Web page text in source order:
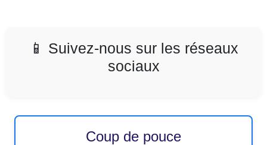
📱 Suivez-nous sur les réseaux
sociaux
Coup de pouce